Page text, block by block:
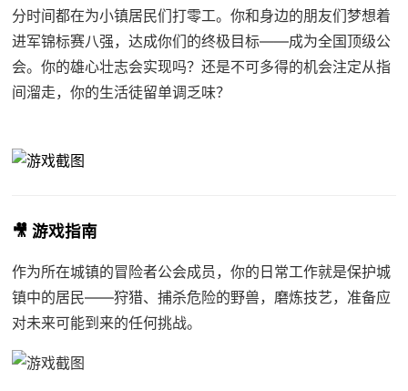
分时间都在为小镇居民们打零工。你和身边的朋友们梦想着
进军锦标赛八强，达成你们的终极目标——成为全国顶级公
会。你的雄心壮志会实现吗？还是不可多得的机会注定从指
间溜走，你的生活徒留单调乏味？
🎥 游戏指南
作为所在城镇的冒险者公会成员，你的日常工作就是保护城
镇中的居民——狩猎、捕杀危险的野兽，磨炼技艺，准备应
对未来可能到来的任何挑战。